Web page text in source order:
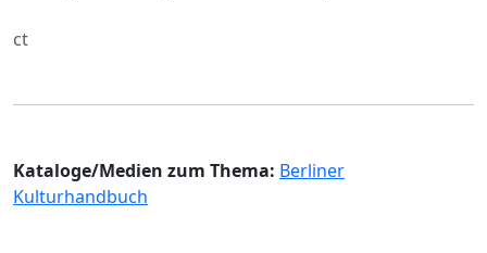
ct
Kataloge/Medien zum Thema: Berliner
Kulturhandbuch